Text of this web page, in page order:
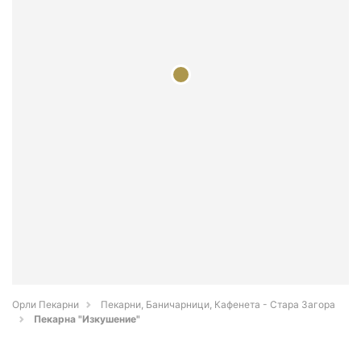
Орли Пекарни
Пекарни, Баничарници, Кафенета - Стара Загора
Пекарна "Изкушение"